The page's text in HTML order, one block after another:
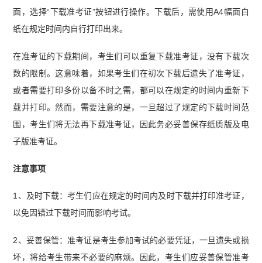
面，选择“下载准考证”按钮进行操作。下载后，需使用A4幅面白
纸在规定时间内自行打印出来。
在准考证的下载期间，考生们可以重复下载准考证，没有下载次
数的限制。这意味着，如果考生们在初次下载后遗失了准考证，
或者需要打印多份以备不时之需，都可以在规定的时间内重新下
载并打印。然而，需要注意的是，一旦超过了规定的下载时间范
围，考生们将无法再下载准考证，因此务必妥善保存纸质版及电
子版准考证。
注意事项
1、及时下载：考生们应在规定的时间内及时下载并打印准考证，
以免因错过下载时间而影响考试。
2、妥善保管：准考证是考生参加考试的必要凭证，一旦遗失或损
坏，将给考生带来不必要的麻烦。因此，考生们应妥善保管准考